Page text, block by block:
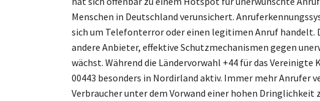
Menschen in Deutschland verunsichert.
sich um Telefonterror oder einen legitimen Anruf handelt.
andere Anbieter, effektive Schutzmechanismen gegen
wächst. Während die Ländervorwahl +44 für das
00443 besonders in Nordirland aktiv. Immer mehr Anrufer
Verbraucher unter dem Vorwand einer hohen Dringlichkeit